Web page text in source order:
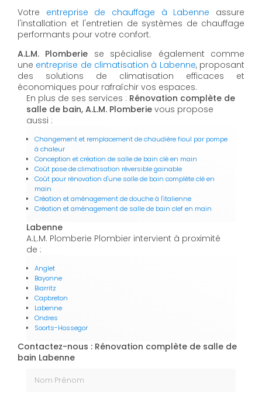
Votre entreprise de chauffage à Labenne assure
l'installation et l'entretien de systèmes de chauffage
performants pour votre confort.
A.L.M. Plomberie se spécialise également comme
une entreprise de climatisation à Labenne, proposant
des solutions de climatisation efficaces et
économiques pour rafraîchir vos espaces.
En plus de ses services : Rénovation complète de
salle de bain, A.L.M. Plomberie vous propose
aussi :
Changement et remplacement de chaudière fioul par pompe
à chaleur
Conception et création de salle de bain clé en main
Coût pose de climatisation réversible gainable
Coût pour rénovation d'une salle de bain complète clé en
main
Création et aménagement de douche à l'italienne
Création et aménagement de salle de bain clef en main
Labenne
A.L.M. Plomberie Plombier intervient à proximité
de :
Anglet
Bayonne
Biarritz
Capbreton
Labenne
Ondres
Soorts-Hossegor
Contactez-nous : Rénovation complète de salle de
bain Labenne